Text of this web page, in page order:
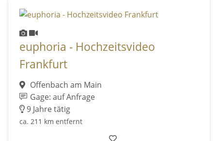
euphoria - Hochzeitsvideo
Frankfurt
Offenbach am Main
Gage: auf Anfrage
9 Jahre tätig
ca. 211 km entfernt